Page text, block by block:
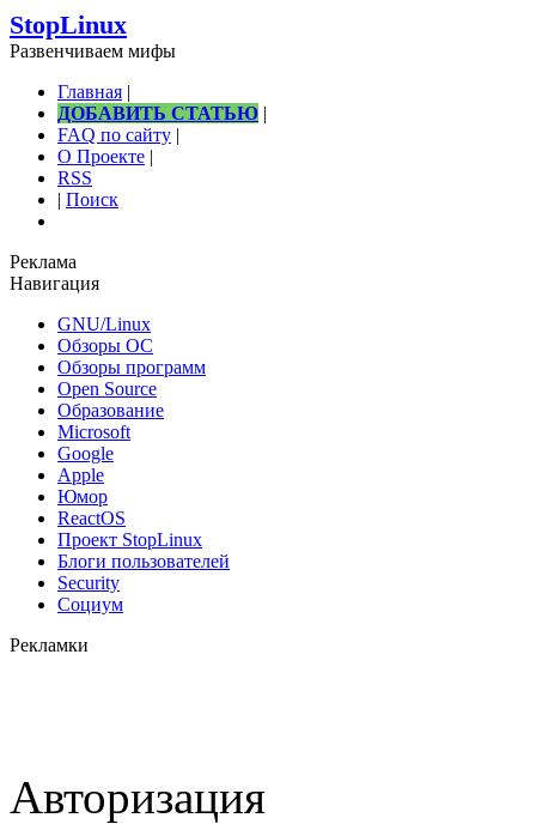
StopLinux
Развенчиваем мифы
Главная |
ДОБАВИТЬ СТАТЬЮ |
FAQ по сайту |
О Проекте |
RSS
| Поиск
Реклама
Навигация
GNU/Linux
Обзоры ОС
Обзоры программ
Open Source
Образование
Microsoft
Google
Apple
Юмор
ReactOS
Проект StopLinux
Блоги пользователей
Security
Социум
Рекламки
Авторизация